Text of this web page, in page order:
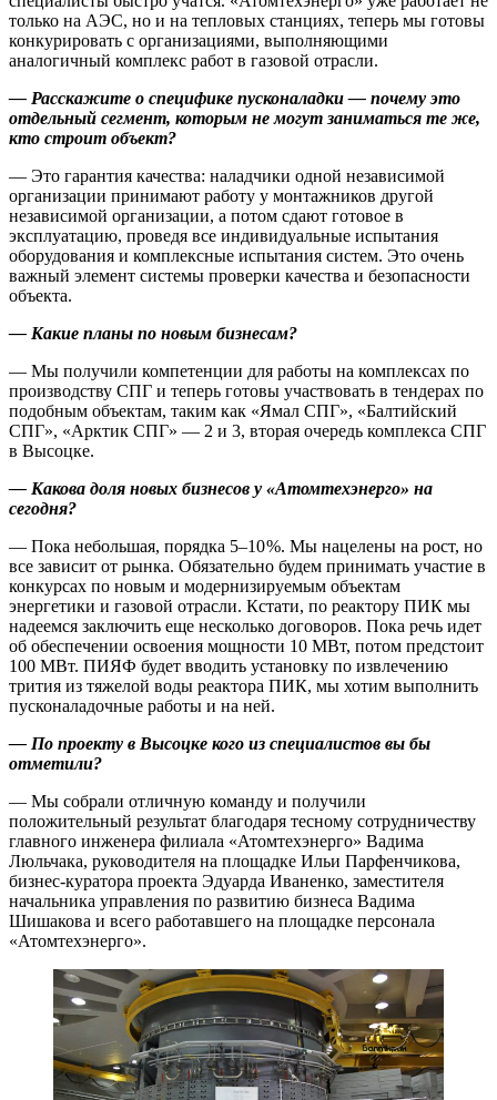
только на АЭС, но и на тепловых станциях, теперь мы готовы
конкурировать с организациями, выполняющими
аналогичный комплекс работ в газовой отрасли.
— Расскажите о специфике пусконаладки — почему это
отдельный сегмент, которым не могут заниматься те же,
кто строит объект?
— Это гарантия качества: наладчики одной независимой
организации принимают работу у монтажников другой
независимой организации, а потом сдают готовое в
эксплуатацию, проведя все индивидуальные испытания
оборудования и комплексные испытания систем. Это очень
важный элемент системы проверки качества и безопасности
объекта.
— Какие планы по новым бизнесам?
— Мы получили компетенции для работы на комплексах по
производству СПГ и теперь готовы участвовать в тендерах по
подобным объектам, таким как «Ямал СПГ», «Балтийский
СПГ», «Арктик СПГ» — 2 и 3, вторая очередь комплекса СПГ
в Высоцке.
— Какова доля новых бизнесов у «Атомтехэнерго» на
сегодня?
— Пока небольшая, порядка 5–10 %. Мы нацелены на рост, но
все зависит от рынка. Обязательно будем принимать участие в
конкурсах по новым и модернизируемым объектам
энергетики и газовой отрасли. Кстати, по реактору ПИК мы
надеемся заключить еще несколько договоров. Пока речь идет
об обеспечении освоения мощности 10 МВт, потом предстоит
100 МВт. ПИЯФ будет вводить установку по извлечению
трития из тяжелой воды реактора ПИК, мы хотим выполнить
пусконаладочные работы и на ней.
— По проекту в Высоцке кого из специалистов вы бы
отметили?
— Мы собрали отличную команду и получили
положительный результат благодаря тесному сотрудничеству
главного инженера филиала «Атомтехэнерго» Вадима
Люльчака, руководителя на площадке Ильи Парфенчикова,
бизнес-куратора проекта Эдуарда Иваненко, заместителя
начальника управления по развитию бизнеса Вадима
Шишакова и всего работавшего на площадке персонала
«Атомтехэнерго».